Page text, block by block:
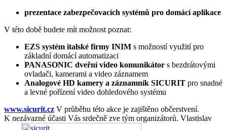
prezentace zabezpečovacích systémů pro domácí aplikace
V této době budete mít možnost poznat:
EZS systém italské firmy INIM s možností využití pro
základní domácí automatizaci
PANASONIC dveřní video komunikátor s bezdrátovými
ovladači, kamerami a video záznamem
Analogové HD kamery a záznamník SICURIT pro snadné
a levné pořízení video dohledového systému
www.sicurit.cz V průběhu této akce je zajištěno občerstvení.
K nezávazné účasti Vás srdečně zve tým organizátorů. Vlastislav